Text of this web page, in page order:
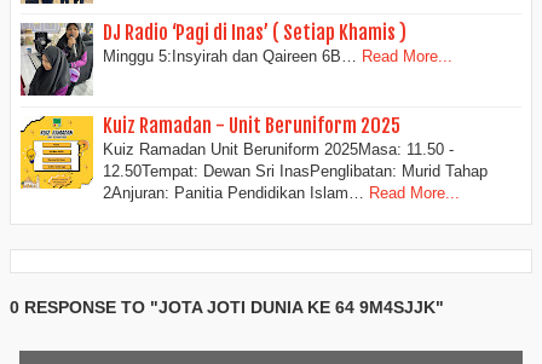
DJ Radio ‘Pagi di Inas’ ( Setiap Khamis )
Minggu 5:Insyirah dan Qaireen 6B… Read More...
Kuiz Ramadan - Unit Beruniform 2025
Kuiz Ramadan Unit Beruniform 2025Masa: 11.50 -
12.50Tempat: Dewan Sri InasPenglibatan: Murid Tahap
2Anjuran: Panitia Pendidikan Islam…
Read More...
0 RESPONSE TO "JOTA JOTI DUNIA KE 64 9M4SJJK"